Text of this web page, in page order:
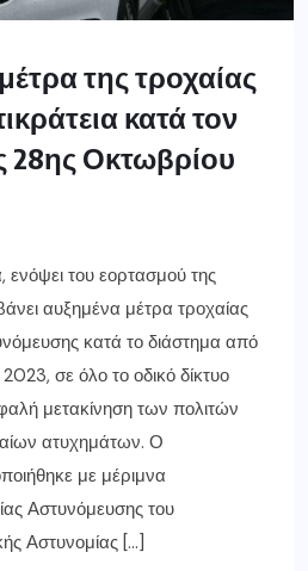
της τροχαίας
κατά τον
28ης Οκτωβρίου
ενόψει του εορτασμού της
αυξημένα μέτρα τροχαίας
κατά το διάστημα από
σε όλο το οδικό δίκτυο
μετακίνηση των πολιτών
ατυχημάτων. Ο
με μέριμνα
Αστυνόμευσης του
Αστυνομίας […]